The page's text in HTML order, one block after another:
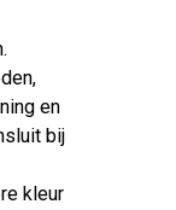
en
bij
kleur